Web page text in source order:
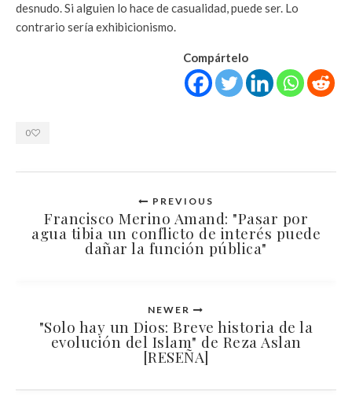
desnudo. Si alguien lo hace de casualidad, puede ser. Lo
contrario sería exhibicionismo.
Compártelo
0
PREVIOUS
Francisco Merino Amand: "Pasar por
agua tibia un conflicto de interés puede
dañar la función pública"
NEWER
"Solo hay un Dios: Breve historia de la
evolución del Islam" de Reza Aslan
[RESEÑA]